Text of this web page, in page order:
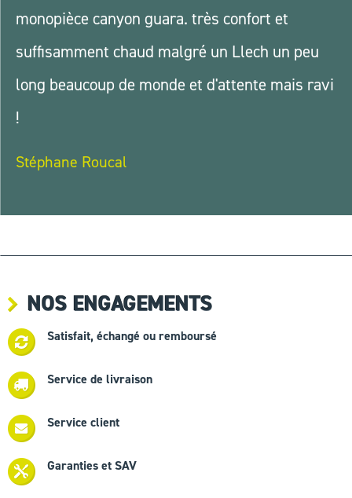
monopièce canyon guara. très confort et
suffisamment chaud malgré un Llech un peu
long beaucoup de monde et d'attente mais ravi
!
Stéphane Roucal
NOS ENGAGEMENTS
Satisfait, échangé ou remboursé
Service de livraison
Service client
Garanties et SAV